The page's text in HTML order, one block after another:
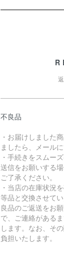
不良品
・お届けしました
ましたら、メール
・手続きをスムー
送信をお願いする
ご了承ください。
・当店の在庫状況
等品と交換させて
良品のご返送をお
で、ご連絡がある
します。なお、そ
負担いたします。